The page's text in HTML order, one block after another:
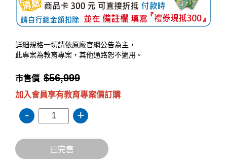
詳細規格一切請依原廠官網公告為主，
此專案為教育專案，其他通路恕不適用。
市售價 $56,999
加入會員享有教育專案價訂購
- +
已完售